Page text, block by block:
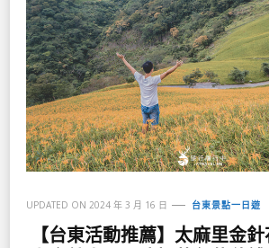
UPDATED ON 2024 年 3 月 16 日 台東景點一日遊
【台東活動推薦】太麻里金